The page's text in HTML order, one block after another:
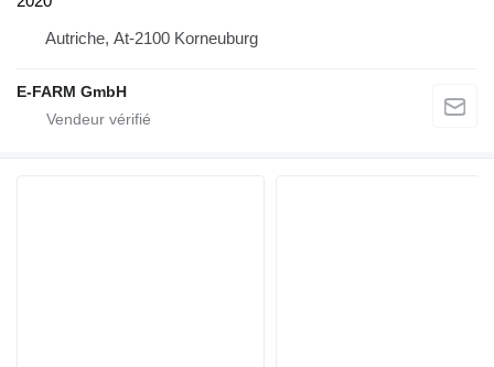
Autriche, At-2100 Korneuburg
E-FARM GmbH